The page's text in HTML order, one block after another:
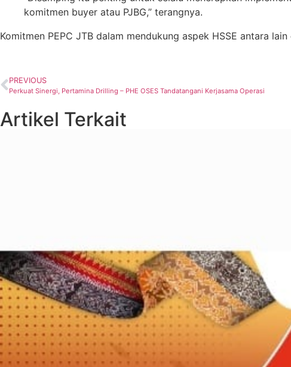
komitmen buyer atau PJBG,” terangnya.
Komitmen PEPC JTB dalam mendukung aspek HSSE antara
PREVIOUS
Perkuat Sinergi, Pertamina Drilling – PHE OSES Tandatangani Kerjasama Operasi
Artikel Terkait